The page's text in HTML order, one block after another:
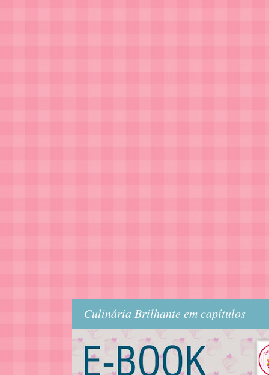
Culinária Brilhante em capítulos